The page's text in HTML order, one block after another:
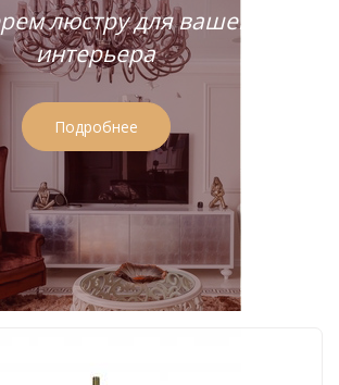
люстру для вашего
интерьера
Подробнее